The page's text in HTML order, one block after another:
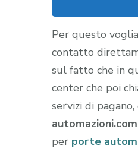
Per questo
contatto
sul fatto che in
center che poi
servizi di
automazioni.com
per porte